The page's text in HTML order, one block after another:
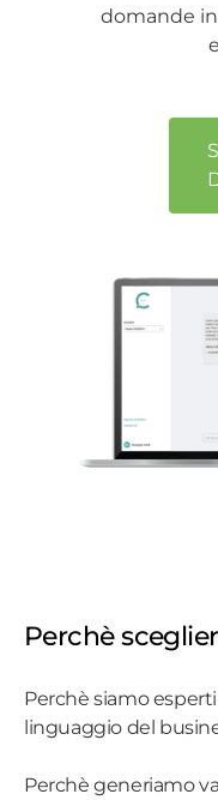
domande
Perchè
Perchè siamo
linguaggio del
Perchè generiamo